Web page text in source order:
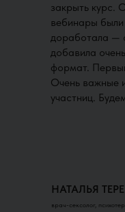
закрыть курс.
вебинары
доработала —
добавила
формат.
Очень важные
участниц.
НАТАЛЬЯ
врач-сексолог,